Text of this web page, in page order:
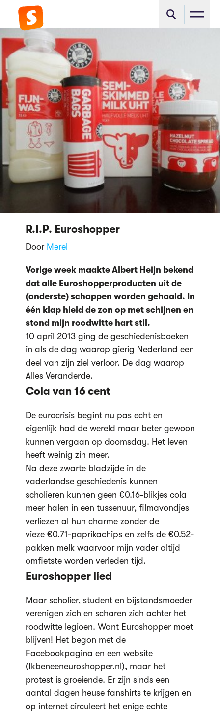
R.I.P. Euroshopper
Door Merel
Vorige week maakte Albert Heijn bekend
dat alle Euroshopperproducten uit de
(onderste) schappen worden gehaald. In
één klap hield de zon op met schijnen en
stond mijn roodwitte hart stil.
10 april 2013 ging de geschiedenisboeken
in als de dag waarop gierig Nederland een
deel van zijn ziel verloor. De dag waarop
Alles Veranderde.
Cola van 16 cent
De eurocrisis begint nu pas echt en
eigenlijk had de wereld maar beter gewoon
kunnen vergaan op doomsday. Het leven
heeft weinig zin meer.
Na deze zwarte bladzijde in de
vaderlandse geschiedenis kunnen
scholieren kunnen geen €0.16-blikjes cola
meer halen in een tussenuur, filmavondjes
verliezen al hun charme zonder de
vieze €0.71-paprikachips en zelfs de €0.52-
pakken melk waarvoor mijn vader altijd
omfietste worden verleden tijd.
Euroshopper lied
Maar scholier, student en bijstandsmoeder
verenigen zich en scharen zich achter het
roodwitte legioen. Want Euroshopper moet
blijven! Het begon met de
Facebookpagina en een website
(Ikbeneeneuroshopper.nl), maar het
protest is groeiende. Er zijn sinds een
aantal dagen heuse fanshirts te krijgen en
op internet circuleert het enige echte